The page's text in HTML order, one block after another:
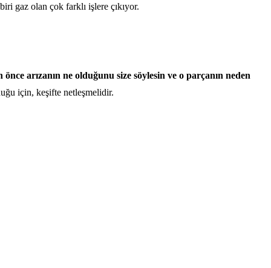
gaz olan çok farklı işlere çıkıyor.
arızanın ne olduğunu size söylesin ve o parçanın neden
için, keşifte netleşmelidir.